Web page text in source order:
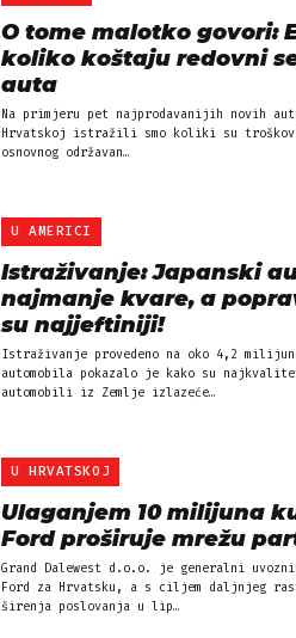
O tome malotko govori:
koliko koštaju redovni
auta
Na primjeru pet najprodavanijih novih
Hrvatskoj istražili smo koliki su
osnovnog održavan…
U AMERICI
Istraživanje: Japanski
najmanje kvare, a
su najjeftiniji!
Istraživanje provedeno na oko 4,2
automobila pokazalo je kako su
automobili iz Zemlje izlazeće…
U HRVATSKOJ
Ulaganjem 10 milijuna
Ford proširuje mrežu
Grand Dalewest d.o.o. je generalni
Ford za Hrvatsku, a s ciljem daljnjeg
širenja poslovanja u lip…